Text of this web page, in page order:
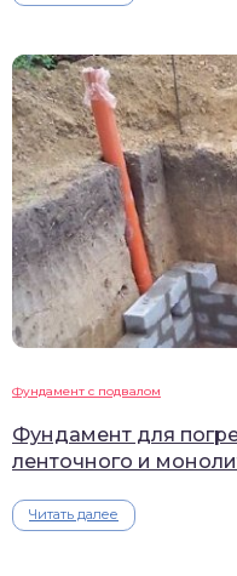
Фундамент с подвалом
Фундамент для
ленточного и
Читать далее